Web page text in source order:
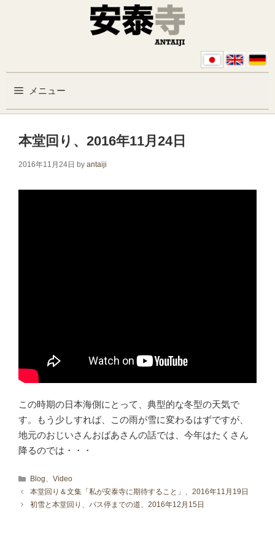
コンテンツへスキップ
メニュー
本堂回り、2016年11月24日
2016年11月24日 by antaiji
この時期の日本海側にとって、典型的な冬型の天気で
す。もう少しすれば、この雨が雪に変わるはずですが、
地元のおじいさんおばあさんの話では、今年はたくさん
降るのでは・・・
カテゴリー
Blog、Video
本堂回り＆文集「私が安泰寺に期待すること」、2016年11月19日
初雪と本堂回り、バス停までの道、2016年12月15日